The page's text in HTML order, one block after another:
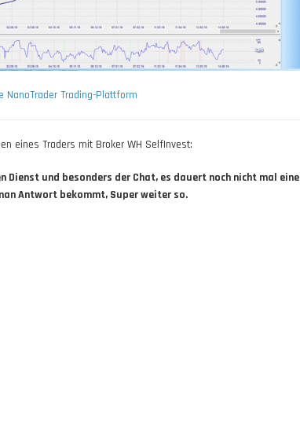
NanoTrader Trading-Plattform
eines Traders mit Broker WH SelfInvest:
Dienst und besonders der Chat, es dauert noch nicht mal eine
Antwort bekommt, Super weiter so.